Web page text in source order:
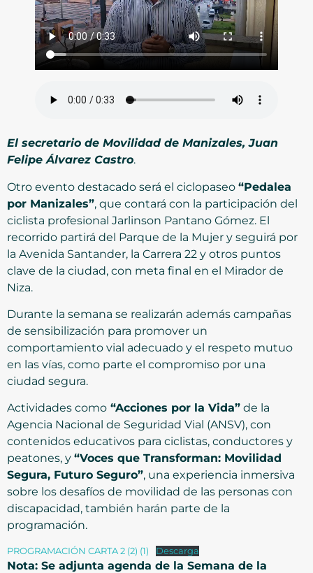
El secretario de Movilidad de Manizales, Juan
Felipe Álvarez Castro.
Otro evento destacado será el ciclopaseo “Pedalea
por Manizales”, que contará con la participación del
ciclista profesional Jarlinson Pantano Gómez. El
recorrido partirá del Parque de la Mujer y seguirá por
la Avenida Santander, la Carrera 22 y otros puntos
clave de la ciudad, con meta final en el Mirador de
Niza.
Durante la semana se realizarán además campañas
de sensibilización para promover un
comportamiento vial adecuado y el respeto mutuo
en las vías, como parte el compromiso por una
ciudad segura.
Actividades como “Acciones por la Vida” de la
Agencia Nacional de Seguridad Vial (ANSV), con
contenidos educativos para ciclistas, conductores y
peatones, y “Voces que Transforman: Movilidad
Segura, Futuro Seguro”, una experiencia inmersiva
sobre los desafíos de movilidad de las personas con
discapacidad, también harán parte de la
programación.
PROGRAMACIÓN CARTA 2 (2) (1) Descarga
Nota: Se adjunta agenda de la Semana de la